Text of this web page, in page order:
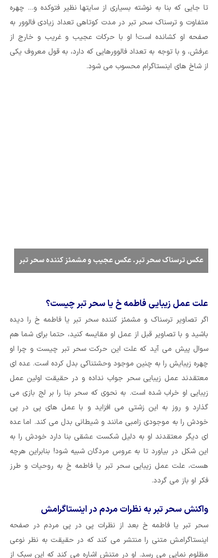
تا جایی که بنا به نوشته بسیاری از سایتها نظیر فتوکده و… چهره
متفاوت و ترسناک سحر تبر در مدت کوتاهی تعداد زیادی فالوور به
صفحه او کشانده است! او با حرکات عجیب و غریب و خارج از
عرفش، و با توجه به تعداد فالوورهایی که دارد، به قول معروف یکی
از شاخ های اینستاگرام محسوب می شود.
عکس ترسناک سحر تبر. عکس عجیب و مشمئز کننده سحر تبر
علت عمل زیبایی فاطمه خ یا سحر تبر چیست؟
اگر تصاویر ترسناک و مشمئز کننده سحر تبر یا فاطمه خ را دیده
باشید و با تصاویر قبل از عمل او مقایسه کنید، حتما برای شما هم
سوال پیش می آید که علت این حرکت سحر تبر چیست و چرا او
چهره زیبایش را به چنین موجود وحشتناکی بدل کرده است. عده ای
معتقدند عمل زیبایی سحر جواب نداده و در حقیقت اولین عمل
زیبایی او خراب شده است. به نحوی که سحر بنا را بر لج بازی می
گذارد و روز به این زشتی می افزاید و با عمل های پی در پی
خودش را به موجودی زامبی مانند و شیطانی بدل می کند. اما عده
ای دیگر معتقدند او به دلیل شکست عشقی بنا دارد خودش را به
این شکل در بیاورد تا به عروس مردگان شبیه شود! بنابراین هرچه
هست، علت عمل زیبایی سحر تبر یا فاطمه خ به روحیات و طرز
فکر او باز می گردد.
واکنش سحر تبر به نظرات مردم در اینستاگرامش
سحر تبر یا فاطمه خ بعد از نظرات پی در پی مردم در صفحه
اینستاگرامش متنی را منتشر می کند که در حقیقت به نظر نوعی
مظلوم نمایی می رسد. او در متنش اشاره می کند که این سبک از